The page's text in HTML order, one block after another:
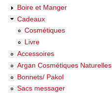
Boire et Manger
Cadeaux
Cosmétiques
Livre
Accessoires
Argan Cosmétiques Naturelles
Bonnets/ Pakol
Sacs messager